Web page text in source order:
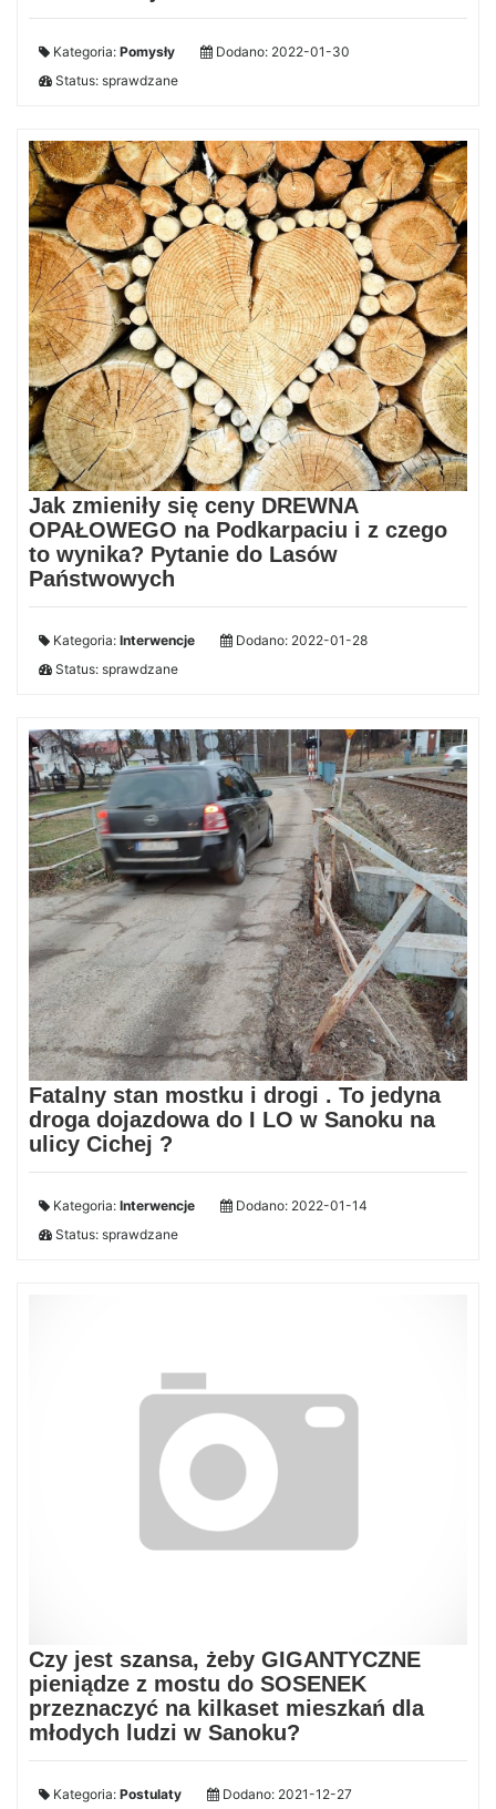
Kategoria: Pomysły
Dodano: 2022-01-30
Status: sprawdzane
Jak zmieniły się ceny DREWNA
OPAŁOWEGO na Podkarpaciu i z czego
to wynika? Pytanie do Lasów
Państwowych
Kategoria: Interwencje
Dodano: 2022-01-28
Status: sprawdzane
Fatalny stan mostku i drogi . To jedyna
droga dojazdowa do I LO w Sanoku na
ulicy Cichej ?
Kategoria: Interwencje
Dodano: 2022-01-14
Status: sprawdzane
Czy jest szansa, żeby GIGANTYCZNE
pieniądze z mostu do SOSENEK
przeznaczyć na kilkaset mieszkań dla
młodych ludzi w Sanoku?
Kategoria: Postulaty
Dodano: 2021-12-27